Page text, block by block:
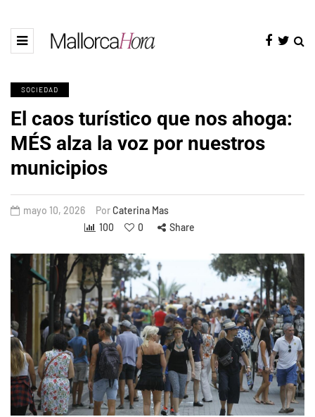
SOCIEDAD
El caos turístico que nos ahoga:
MÉS alza la voz por nuestros
municipios
mayo 10, 2026 PorCaterina Mas
100
0 Share